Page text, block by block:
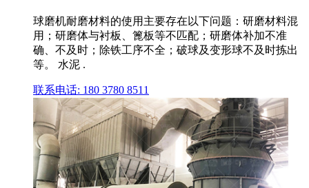
球磨机耐磨材料的使用主要存在以下问题：研磨材料混
用；研磨体与衬板、篦板等不匹配；研磨体补加不准
确、不及时；除铁工序不全；破球及变形球不及时拣出
等。 水泥 .
联系电话: 180 3780 8511